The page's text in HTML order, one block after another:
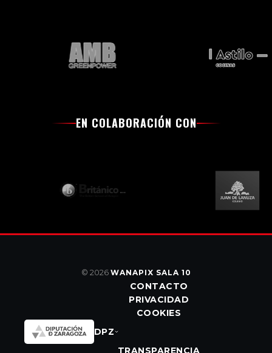
EN COLABORACIÓN CON
© 2026 WANAPIX SALA 10
CONTACTO
PRIVACIDAD
COOKIES
DPZ
TRANSPARENCIA